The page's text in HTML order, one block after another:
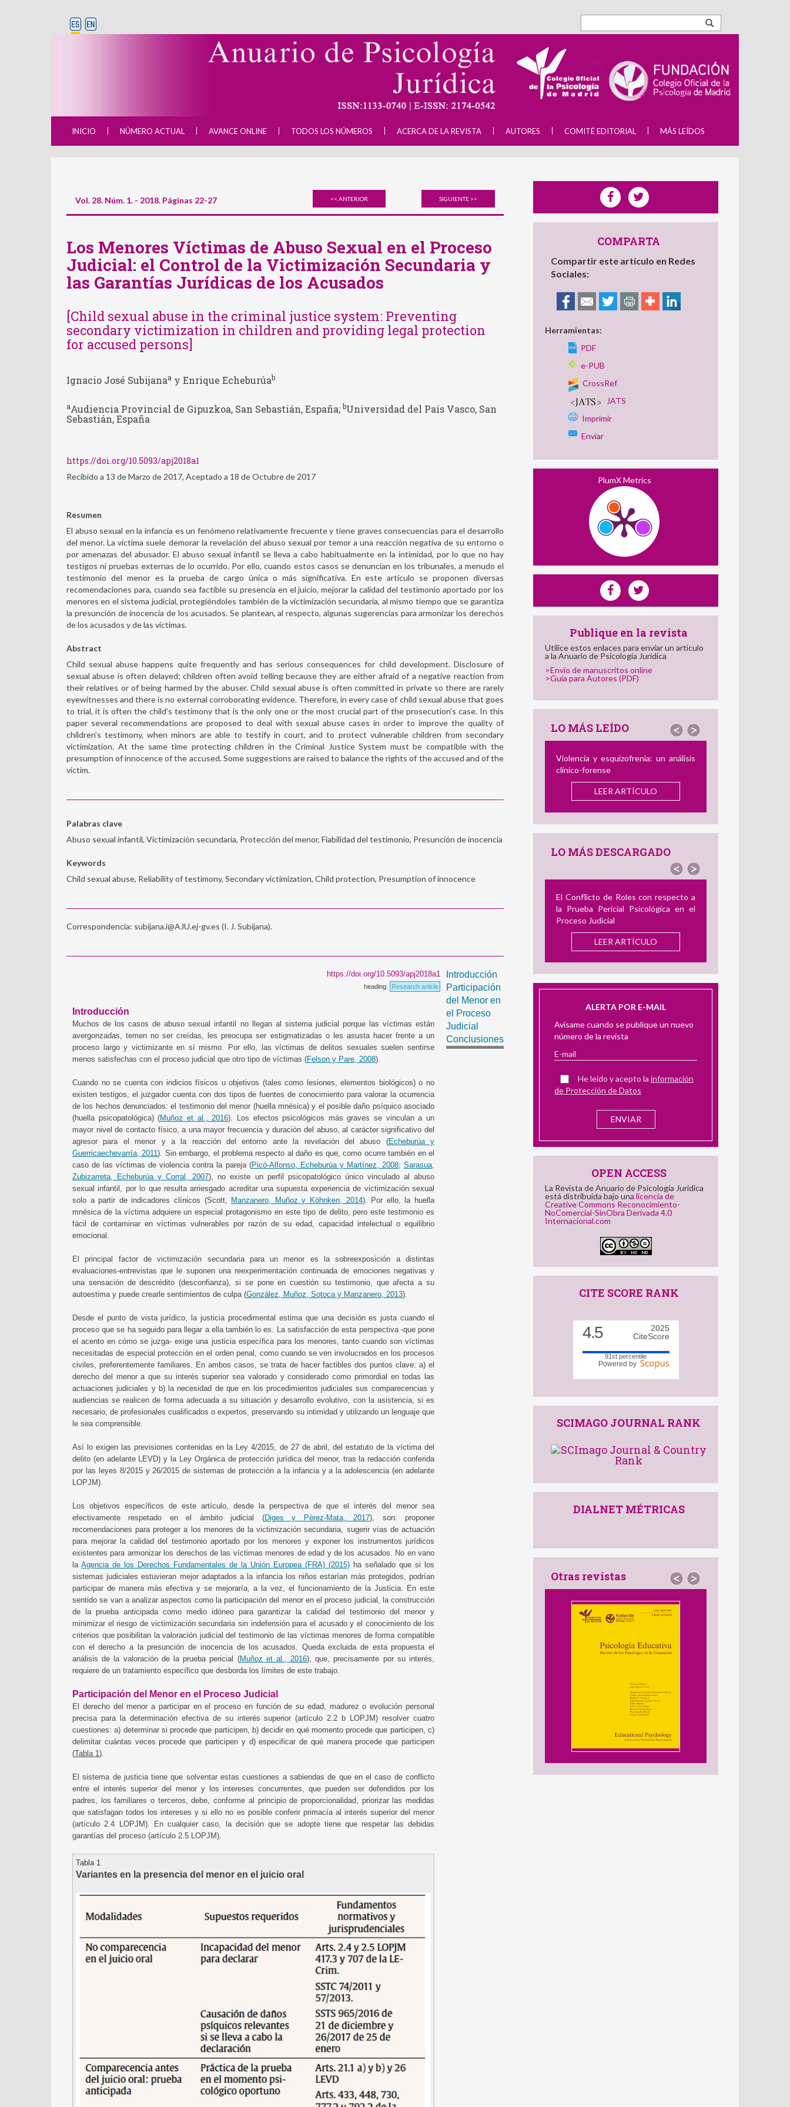
INICIO NÚMERO ACTUAL AVANCE ONLINE TODOS LOS NÚMEROS ACERCA DE LA REVISTA AUTORES COMITÉ EDITORIAL MÁS LEÍDOS
Vol. 28. Núm. 1. - 2018. Páginas 22-27 << ANTERIOR SIGUIENTE >>
Los Menores Víctimas de Abuso Sexual en el Proceso
Judicial: el Control de la Victimización Secundaria y
las Garantías Jurídicas de los Acusados
[Child sexual abuse in the criminal justice system: Preventing
secondary victimization in children and providing legal protection
for accused persons]
Ignacio José Subijanaa y Enrique Echeburúab
aAudiencia Provincial de Gipuzkoa, San Sebastián, España; bUniversidad del País Vasco, San
Sebastián, España
https://doi.org/10.5093/apj2018a1
Recibido a 13 de Marzo de 2017, Aceptado a 18 de Octubre de 2017
Resumen
El abuso sexual en la infancia es un fenómeno relativamente frecuente y tiene graves consecuencias para el desarrollo
del menor. La víctima suele demorar la revelación del abuso sexual por temor a una reacción negativa de su entorno o
por amenazas del abusador. El abuso sexual infantil se lleva a cabo habitualmente en la intimidad, por lo que no hay
testigos ni pruebas externas de lo ocurrido. Por ello, cuando estos casos se denuncian en los tribunales, a menudo el
testimonio del menor es la prueba de cargo única o más significativa. En este artículo se proponen diversas
recomendaciones para, cuando sea factible su presencia en el juicio, mejorar la calidad del testimonio aportado por los
menores en el sistema judicial, protegiéndoles también de la victimización secundaria, al mismo tiempo que se garantiza
la presunción de inocencia de los acusados. Se plantean, al respecto, algunas sugerencias para armonizar los derechos
de los acusados y de las víctimas.
Abstract
Child sexual abuse happens quite frequently and has serious consequences for child development. Disclosure of
sexual abuse is often delayed; children often avoid telling because they are either afraid of a negative reaction from
their relatives or of being harmed by the abuser. Child sexual abuse is often committed in private so there are rarely
eyewitnesses and there is no external corroborating evidence. Therefore, in every case of child sexual abuse that goes
to trial, it is often the child’s testimony that is the only one or the most crucial part of the prosecution’s case. In this
paper several recommendations are proposed to deal with sexual abuse cases in order to improve the quality of
children’s testimony, when minors are able to testify in court, and to protect vulnerable children from secondary
victimization. At the same time protecting children in the Criminal Justice System must be compatible with the
presumption of innocence of the accused. Some suggestions are raised to balance the rights of the accused and of the
victim.
Palabras clave
Abuso sexual infantil, Victimización secundaria, Protección del menor, Fiabilidad del testimonio, Presunción de inocencia
Keywords
Child sexual abuse, Reliability of testimony, Secondary victimization, Child protection, Presumption of innocence
Correspondencia: subijana.i@AJU.ej-gv.es (I. J. Subijana).
https://doi.org/10.5093/apj2018a1
heading: Research article
Introducción
Muchos de los casos de abuso sexual infantil no llegan al sistema judicial porque las víctimas están
avergonzadas, temen no ser creídas, les preocupa ser estigmatizadas o les asusta hacer frente a un
proceso largo y victimizante en sí mismo. Por ello, las víctimas de delitos sexuales suelen sentirse
menos satisfechas con el proceso judicial que otro tipo de víctimas (Felson y Pare, 2008).
Cuando no se cuenta con indicios físicos u objetivos (tales como lesiones, elementos biológicos) o no
existen testigos, el juzgador cuenta con dos tipos de fuentes de conocimiento para valorar la ocurrencia
de los hechos denunciados: el testimonio del menor (huella mnésica) y el posible daño psíquico asociado
(huella psicopatológica) (Muñoz et al., 2016). Los efectos psicológicos más graves se vinculan a un
mayor nivel de contacto físico, a una mayor frecuencia y duración del abuso, al carácter significativo del
agresor para el menor y a la reacción del entorno ante la revelación del abuso (Echeburúa y
Guerricaechevarría, 2011). Sin embargo, el problema respecto al daño es que, como ocurre también en el
caso de las víctimas de violencia contra la pareja (Picó-Alfonso, Echeburúa y Martínez, 2008;Sarasua,
Zubizarreta, Echeburúa y Corral, 2007), no existe un perfil psicopatológico único vinculado al abuso
sexual infantil, por lo que resulta arriesgado acreditar una supuesta experiencia de victimización sexual
solo a partir de indicadores clínicos (Scott, Manzanero, Muñoz y Köhnken, 2014). Por ello, la huella
mnésica de la víctima adquiere un especial protagonismo en este tipo de delito, pero este testimonio es
fácil de contaminar en víctimas vulnerables por razón de su edad, capacidad intelectual o equilibrio
emocional.
El principal factor de victimización secundaria para un menor es la sobreexposición a distintas
evaluaciones-entrevistas que le suponen una reexperimentación continuada de emociones negativas y
una sensación de descrédito (desconfianza), si se pone en cuestión su testimonio, que afecta a su
autoestima y puede crearle sentimientos de culpa (González, Muñoz, Sotoca y Manzanero, 2013).
Desde el punto de vista jurídico, la justicia procedimental estima que una decisión es justa cuando el
proceso que se ha seguido para llegar a ella también lo es. La satisfacción de esta perspectiva -que pone
el acento en cómo se juzga- exige una justicia específica para los menores, tanto cuando son víctimas
necesitadas de especial protección en el orden penal, como cuando se ven involucrados en los procesos
civiles, preferentemente familiares. En ambos casos, se trata de hacer factibles dos puntos clave: a) el
derecho del menor a que su interés superior sea valorado y considerado como primordial en todas las
actuaciones judiciales y b) la necesidad de que en los procedimientos judiciales sus comparecencias y
audiencias se realicen de forma adecuada a su situación y desarrollo evolutivo, con la asistencia, si es
necesario, de profesionales cualificados o expertos, preservando su intimidad y utilizando un lenguaje que
le sea comprensible.
Así lo exigen las previsiones contenidas en la Ley 4/2015, de 27 de abril, del estatuto de la víctima del
delito (en adelante LEVD) y la Ley Orgánica de protección jurídica del menor, tras la redacción conferida
por las leyes 8/2015 y 26/2015 de sistemas de protección a la infancia y a la adolescencia (en adelante
LOPJM).
Los objetivos específicos de este artículo, desde la perspectiva de que el interés del menor sea
efectivamente respetado en el ámbito judicial (Diges y Pérez-Mata, 2017), son: proponer
recomendaciones para proteger a los menores de la victimización secundaria, sugerir vías de actuación
para mejorar la calidad del testimonio aportado por los menores y exponer los instrumentos jurídicos
existentes para armonizar los derechos de las víctimas menores de edad y de los acusados. No en vano
la Agencia de los Derechos Fundamentales de la Unión Europea (FRA) (2015) ha señalado que si los
sistemas judiciales estuvieran mejor adaptados a la infancia los niños estarían más protegidos, podrían
participar de manera más efectiva y se mejoraría, a la vez, el funcionamiento de la Justicia. En este
sentido se van a analizar aspectos como la participación del menor en el proceso judicial, la construcción
de la prueba anticipada como medio idóneo para garantizar la calidad del testimonio del menor y
minimizar el riesgo de victimización secundaria sin indefensión para el acusado y el conocimiento de los
criterios que posibilitan la valoración judicial del testimonio de las víctimas menores de forma compatible
con el derecho a la presunción de inocencia de los acusados. Queda excluida de esta propuesta el
análisis de la valoración de la prueba pericial (Muñoz et al., 2016), que, precisamente por su interés,
requiere de un tratamiento específico que desborda los límites de este trabajo.
Participación del Menor en el Proceso Judicial
El derecho del menor a participar en el proceso en función de su edad, madurez o evolución personal
precisa para la determinación efectiva de su interés superior (artículo 2.2 b LOPJM) resolver cuatro
cuestiones: a) determinar si procede que participen, b) decidir en qué momento procede que participen, c)
delimitar cuántas veces procede que participen y d) especificar de qué manera procede que participen
(Tabla 1).
El sistema de justicia tiene que solventar estas cuestiones a sabiendas de que en el caso de conflicto
entre el interés superior del menor y los intereses concurrentes, que pueden ser defendidos por los
padres, los familiares o terceros, debe, conforme al principio de proporcionalidad, priorizar las medidas
que satisfagan todos los intereses y si ello no es posible conferir primacía al interés superior del menor
(artículo 2.4 LOPJM). En cualquier caso, la decisión que se adopte tiene que respetar las debidas
garantías del proceso (artículo 2.5 LOPJM).
Tabla 1
Variantes en la presencia del menor en el juicio oral
Introducción
Participación
del Menor en
el Proceso
Judicial
Conclusiones
COMPARTA
Compartir este artículo en Redes
Sociales:
Herramientas:
PDF
e-PUB
CrossRef
JATS
Imprimir
Enviar
PlumX Metrics
Publique en la revista
Utilice estos enlaces para enviar un articulo
a la Anuario de Psicología Jurídica
>Envío de manuscritos online
>Guía para Autores (PDF)
LO MÁS LEÍDO < >
Violencia y esquizofrenia: un análisis
El Perfil del Consumidor de Imágenes
de Abuso Sexual Infantil: Semejanzas
y Diferencias con el Agresoroffline
el Delincuente Dual
LEER ARTÍCULO
LO MÁS DESCARGADO
< >
la Prueba Pericial Psicológica en el
Revisión de Instrumentos en Español
para Medir el Acoso Laboral: Su
Utilidad en la Evaluación Pericial
LEER ARTÍCULO
ALERTA POR E-MAIL
Avísame cuando se publique un nuevo
número de la revista
He leído y acepto la información
de Protección de Datos
OPEN ACCESS
La Revista de Anuario de Psicología Jurídica
está distribuida bajo una licencia de
Creative Commons Reconocimiento-
NoComercial-SinObra Derivada 4.0
Internacional.com
CITE SCORE RANK
4.5
2025
CiteScore
91st percentile
Powered by
SCIMAGO JOURNAL RANK
DIALNET MÉTRICAS
Otras revistas < >